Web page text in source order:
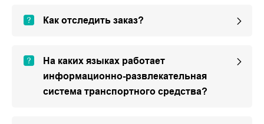
Как отследить заказ?
На каких языках работает
информационно-развлекательная
система транспортного средства?